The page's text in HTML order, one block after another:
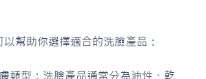
幫助你選擇適合的洗臉產品：
類型：洗臉產品通常分為油性、乾